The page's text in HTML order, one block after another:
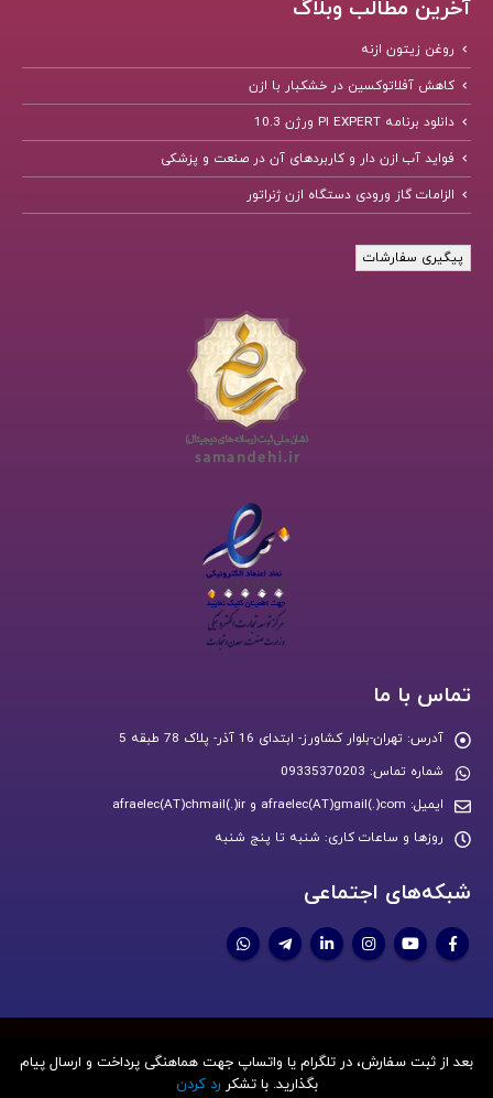
بعد از ثبت سفارش، در تلگرام یا واتساپ جهت هماهنگی پرداخت و ارسال پیام
بگذارید. با تشکر رد کردن
آخرین مطالب وبلاگ
روغن زیتون ازنه
کاهش آفلاتوکسین در خشکبار با ازن
دانلود برنامه PI EXPERT ورژن 10.3
فواید آب ازن دار و کاربردهای آن در صنعت و پزشکی
الزامات گاز ورودی دستگاه ازن ژنراتور
پیگیری سفارشات
تماس با ما
آدرس: تهران-بلوار کشاورز- ابتدای 16 آذر- پلاک 78 طبقه 5
شماره تماس: 09335370203
ایمیل: afraelec(AT)gmail(.)com و afraelec(AT)chmail(.)ir
روزها و ساعات کاری: شنبه تا پنج شنبه
شبکه‌های اجتماعی
کلیه حقوق مادی و معنوی برای افرا صنعت محفوظ است.